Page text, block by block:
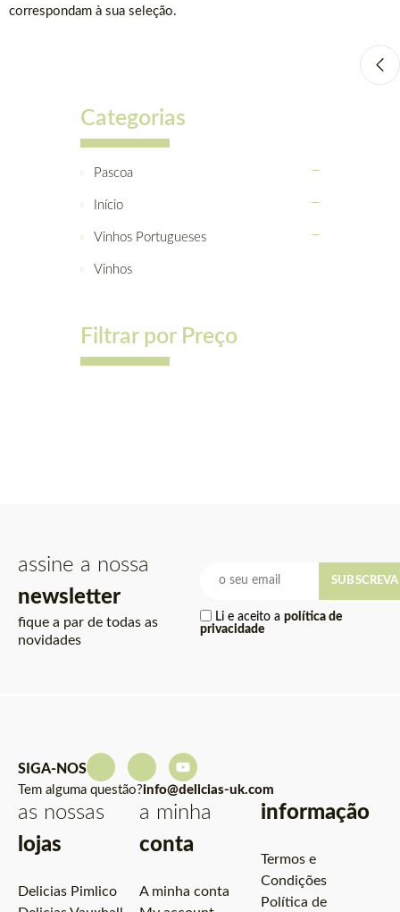
correspondam à sua seleção.
Categorias
Pascoa
Início
Vinhos Portugueses
Vinhos
Filtrar por Preço
assine a nossa
newsletter
fique a par de todas as
novidades
Li e aceito a política de
privacidade
SUBSCREVA
SIGA-NOS
Tem alguma questão?info@delicias-uk.com
as nossas
lojas
Delicias Pimlico
a minha
conta
A minha conta
informação
Termos e
Condições
Política de